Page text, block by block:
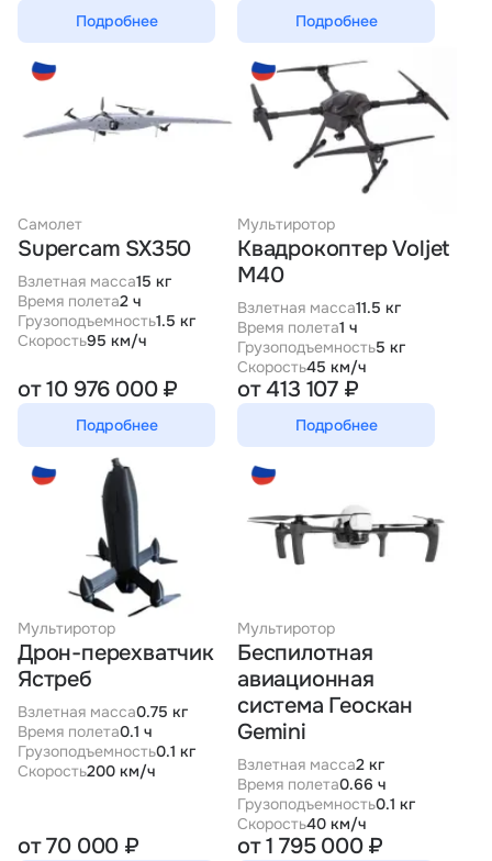
Подробнее Подробнее
Самолет
Supercam SX350
Взлетная масса15 кг
Время полета2 ч
Грузоподъемность1.5 кг
Скорость95 км/ч
от 10 976 000 ₽
Подробнее
Мультиротор
Квадрокоптер Voljet
M40
Взлетная масса11.5 кг
Время полета1 ч
Грузоподъемность5 кг
Скорость45 км/ч
от 413 107 ₽
Подробнее
Мультиротор
Дрон-перехватчик
Ястреб
Взлетная масса0.75 кг
Время полета0.1 ч
Грузоподъемность0.1 кг
Скорость200 км/ч
от 70 000 ₽
Мультиротор
Беспилотная
авиационная
система Геоскан
Gemini
Взлетная масса2 кг
Время полета0.66 ч
Грузоподъемность0.1 кг
Скорость40 км/ч
от 1 795 000 ₽